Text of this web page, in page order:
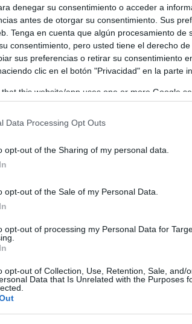
denegar su consentimiento o acceder a
antes de otorgar su consentimiento. Sus
Tenga en cuenta que algún procesamiento de
consentimiento, pero usted tiene el derecho
sus preferencias o retirar su consentimiento
clic en el botón "Privacidad" en la parte
that this website/app uses one or more Google
but not limited to your visit or usage
consent section.
Data Processing Opt Outs
opt-out of the Sharing of my personal data.
opt-out of the Sale of my Personal Data.
opt-out of processing my Personal Data for
opt-out of Collection, Use, Retention, Sale, and/
Data that Is Unrelated with the Purposes
Rafael Torres, ha agradecido la
de iniciativas de este tipo. En su
de su propia actividad diaria, al
la sociedad”. En ese marco, ha
y desde la empresa, en contacto